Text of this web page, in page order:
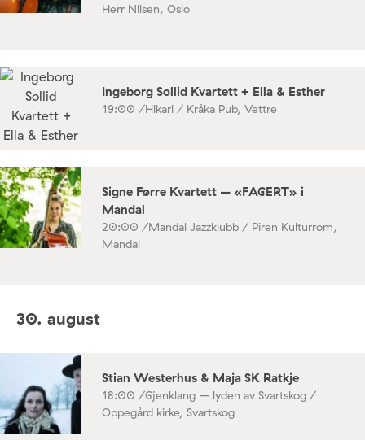
Herr Nilsen, Oslo
Ingeborg Sollid Kvartett + Ella & Esther
19:00 /Hikari / Kråka Pub, Vettre
Signe Førre Kvartett – «FAGERT» i
Mandal
20:00 /Mandal Jazzklubb / Piren Kulturrom,
Mandal
30. august
Stian Westerhus & Maja SK Ratkje
18:00 /Gjenklang – lyden av Svartskog /
Oppegård kirke, Svartskog